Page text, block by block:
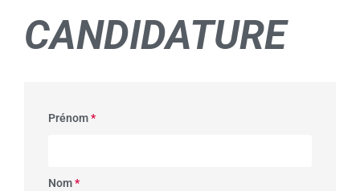
CANDIDATURE
Prénom*
Nom*